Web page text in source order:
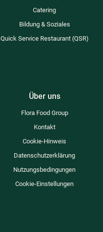
Catering
Bildung & Soziales​
Quick Service Restaurant (QSR)
Über uns
Flora Food Group
Kontakt
Cookie-Hinweis
Datenschutzerklärung
Nutzungsbedingungen
Cookie-Einstellungen